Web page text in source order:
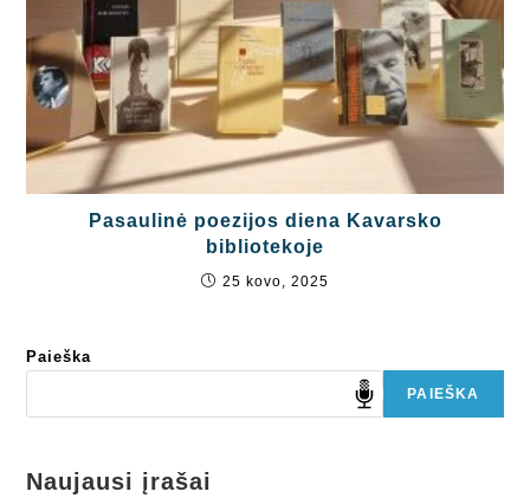
Pasaulinė poezijos diena Kavarsko
bibliotekoje
25 kovo, 2025
Paieška
PAIEŠKA
Naujausi įrašai